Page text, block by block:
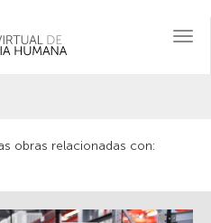
obras relacionadas con: